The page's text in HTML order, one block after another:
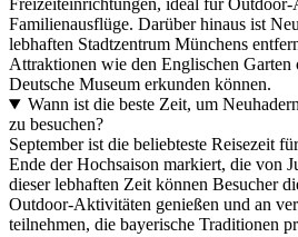
Freizeiteinrichtungen, ideal für
Familienausflüge. Darüber hinaus ist
lebhaften Stadtzentrum Münchens
Attraktionen wie den Englischen Garten
Deutsche Museum erkunden können.
Wann ist die beste Zeit, um
zu besuchen?
September ist die beliebteste Reisezeit
Ende der Hochsaison markiert, die von
dieser lebhaften Zeit können Besucher
Outdoor-Aktivitäten genießen und an
teilnehmen, die bayerische Traditionen